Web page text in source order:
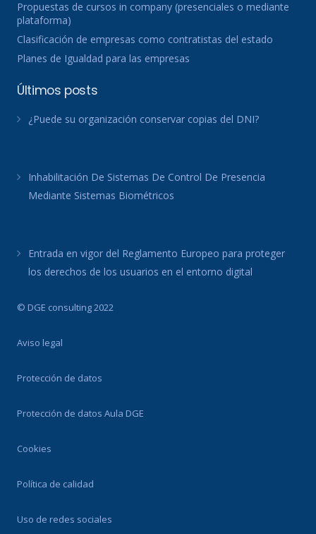
Propuestas de cursos in company (presenciales o mediante
plataforma)
Clasificación de empresas como contratistas del estado
Planes de Igualdad para las empresas
Últimos posts
¿Puede su organización conservar copias del DNI?
Inhabilitación De Sistemas De Control De Presencia
Mediante Sistemas Biométricos
Entrada en vigor del Reglamento Europeo para proteger
los derechos de los usuarios en el entorno digital
© DGE consulting 2022
Aviso legal
Protección de datos
Protección de datos Aula DGE
Cookies
Política de calidad
Uso de redes sociales